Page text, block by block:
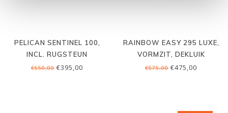
PELICAN SENTINEL 100,
INCL. RUGSTEUN
€550,00 €395,00
RAINBOW EASY 295 LUXE,
VORMZIT, DEKLUIK
€575,00 €475,00